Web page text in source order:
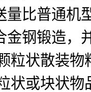
量比普通机
金钢锻造，
粒状散装
状或块状